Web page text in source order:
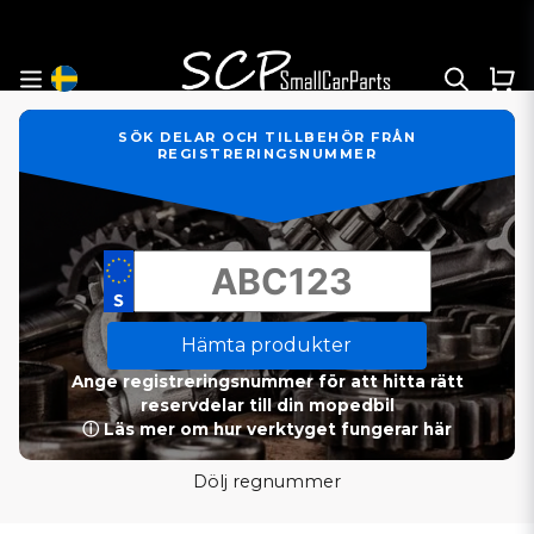
SÖK DELAR OCH TILLBEHÖR FRÅN
REGISTRERINGSNUMMER
Hämta produkter
Ange registreringsnummer för att hitta rätt
reservdelar till din mopedbil
ⓘ Läs mer om hur verktyget fungerar här
Dölj regnummer